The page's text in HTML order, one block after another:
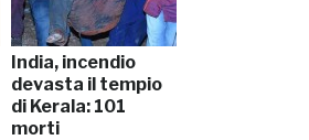
India, incendio
devasta il tempio
di Kerala: 101
morti